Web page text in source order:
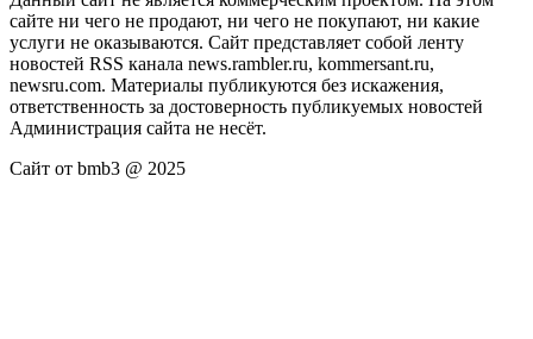
сайте ни чего не продают, ни чего не покупают, ни какие
услуги не оказываются. Сайт представляет собой ленту
новостей RSS канала news.rambler.ru, kommersant.ru,
newsru.com. Материалы публикуются без искажения,
ответственность за достоверность публикуемых новостей
Администрация сайта не несёт.
Сайт от bmb3 @ 2025